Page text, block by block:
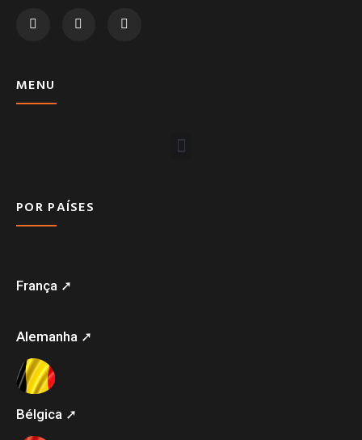
MENU
POR PAÍSES
França ➚
Alemanha ➚
Bélgica ➚